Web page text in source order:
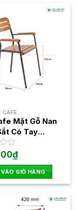
CAFE
Mặt Gỗ Nan
Có Tay
Moon 03
₫
GIỎ HÀNG